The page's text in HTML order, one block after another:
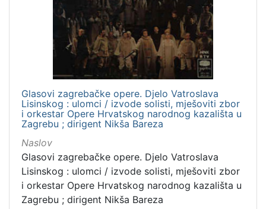
Nakladnička
cjelina
Zagreb na pragu modernog doba
Digitalizirana zagrebačka baština
Glasovi zagrebačke opere. Djelo Vatroslava
Lisinskog : ulomci / izvode solisti, mješoviti zbor
i orkestar Opere Hrvatskog narodnog kazališta u
Zagrebu ; dirigent Nikša Bareza
Naslov
Glasovi zagrebačke opere. Djelo Vatroslava
Lisinskog : ulomci / izvode solisti, mješoviti zbor
i orkestar Opere Hrvatskog narodnog kazališta u
Zagrebu ; dirigent Nikša Bareza